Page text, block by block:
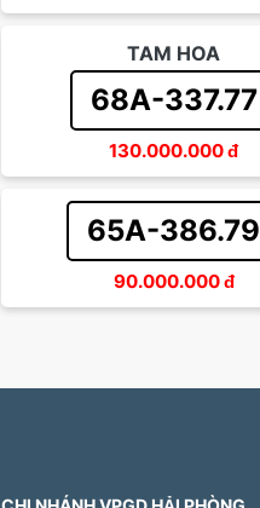
TAM HOA
68A-337.77
130.000.000đ
65A-386.79
90.000.000đ